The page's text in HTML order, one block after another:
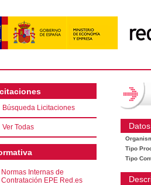
Búsqueda Licitaciones
Ver Todas
Normas Internas de
Contratación EPE Red.es
Tipo
Tipo